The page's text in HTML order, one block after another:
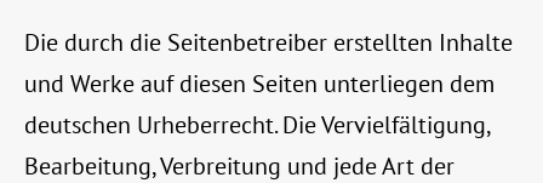
Die durch die Seitenbetreiber erstellten Inhalte
und Werke auf diesen Seiten unterliegen dem
deutschen Urheberrecht. Die Vervielfältigung,
Bearbeitung, Verbreitung und jede Art der